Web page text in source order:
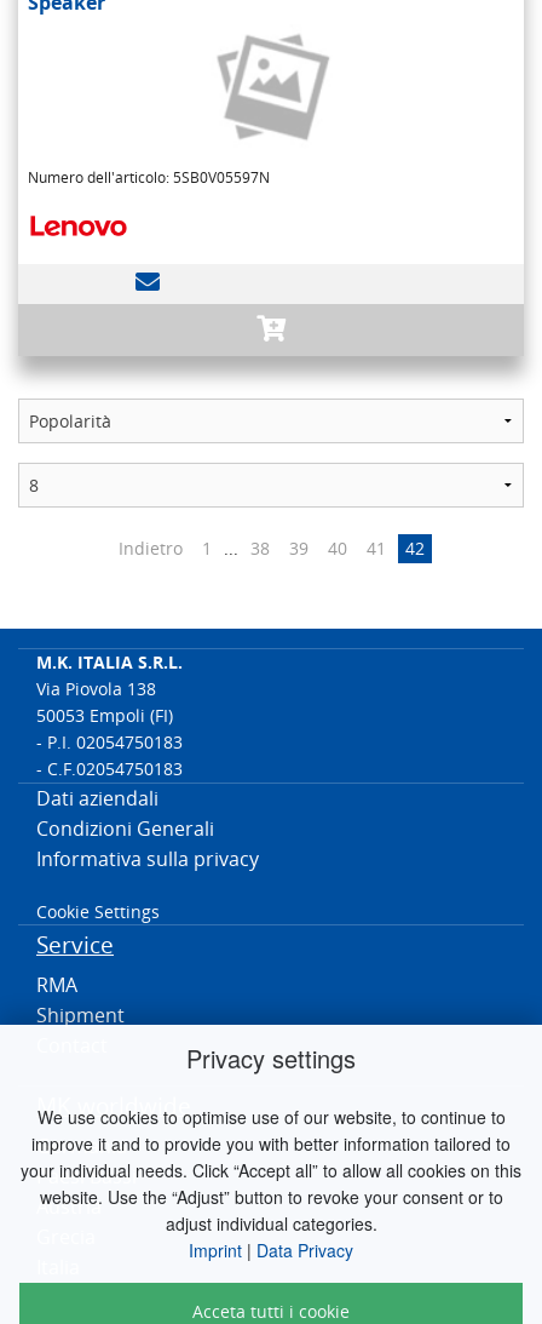
Privacy settings
We use cookies to optimise use of our website, to continue to
improve it and to provide you with better information tailored to
your individual needs. Click “Accept all” to allow all cookies on this
website. Use the “Adjust” button to revoke your consent or to
adjust individual categories.
Imprint | Data Privacy
Acceta tutti i cookie
Numero dell'articolo: 5SB0V05597N
Indietro 1 ... 38 39 40 41 42
M.K. ITALIA S.R.L.
Via Piovola 138
50053 Empoli (FI)
- P.I. 02054750183
- C.F.02054750183
Dati aziendali
Condizioni Generali
Informativa sulla privacy
Cookie Settings
Service
RMA
Shipment
MK worldwide
Germania
Paesi Bassi
Austria